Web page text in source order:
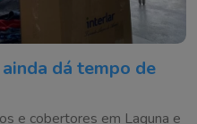
dá tempo de
e cobertores em Laguna e